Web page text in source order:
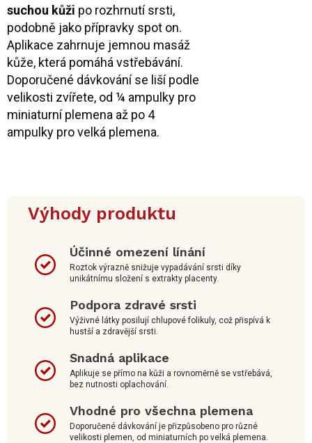
suchou kůži po rozhrnutí srsti,
podobně jako přípravky spot on.
Aplikace zahrnuje jemnou masáž
kůže, která pomáhá vstřebávání.
Doporučené dávkování se liší podle
velikosti zvířete, od ¼ ampulky pro
miniaturní plemena až po 4
ampulky pro velká plemena.
Výhody produktu
Účinné omezení línání
Roztok výrazně snižuje vypadávání srsti díky
unikátnímu složení s extrakty placenty.
Podpora zdravé srsti
Výživné látky posilují chlupové folikuly, což přispívá k
hustší a zdravější srsti.
Snadná aplikace
Aplikuje se přímo na kůži a rovnoměrně se vstřebává,
bez nutnosti oplachování.
Vhodné pro všechna plemena
Doporučené dávkování je přizpůsobeno pro různé
velikosti plemen, od miniaturních po velká plemena.